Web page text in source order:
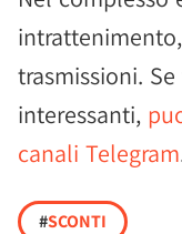
trasmissioni.
interessanti,
canali Telegram
#SCONTI